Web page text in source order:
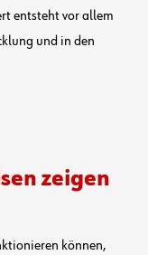
entsteht vor allem
und in den
zeigen
können,